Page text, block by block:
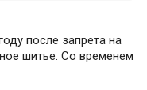
после запрета на
шитье. Со временем